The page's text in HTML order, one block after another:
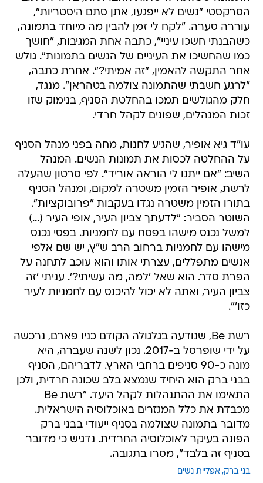
הסרקסטי "נשים לא ייפגעו, אתן סתם היסטריות",
עוררה סערה. "לקח לי זמן להבין מה מיוחד בתמונה,
כשהבנתי חשכו עיניי", כתבה אחת המגיבות, "חושך
כמו שהחשיכו את העיניים של הנשים בתמונות". גולש
אחר התקשה להאמין, "זה אמיתי?". אחרת כתבה,
"לרגע חשבתי שהתמונה צולמה בטהראן". מנגד,
חלק מהגולשים תמכו בהחלטת הסניף, בנימוק שזו
זכות המנהלים, שפונים לקהל חרדי.
עו"ד גיא אופיר, שהגיע לחנות, מחה בפני מנהל הסניף
על ההחלטה לכסות את תמונות הנשים. המנהל
השיב: "אם ייתנו לי הוראה אוריד". לפי סרטון שהעלה
לרשת, אופיר הזמין משטרה למקום, ומנהל הסניף
בתורו הזמין משטרה נגדו בעקבות "פרובוקציות".
השוטר הסביר: "לדעתך צביון העיר, אופי העיר (...)
למשל נכנס מישהו בפסח עם לחמניות. בפסי נכנס
מישהו עם לחמניות ברחוב הרב ש"ץ, יש שם אלפי
אנשים מתפללים, עצרתי אותו והוא עוכב לתחנה על
הפרת סדר. הוא שאל 'למה, מה עשיתי?'. עניתי 'זה
צביון העיר, ואתה לא יכול להיכנס עם לחמניות לעיר
כזו'".
רשת Be, שנודעה בגלגולה הקודם כניו פארם, נרכשה
על ידי שופרסל ב-2017. נכון לשנה שעברה, היא
מונה כ-90 סניפים ברחבי הארץ. לדבריהם, הסניף
בבני ברק הוא היחיד שנמצא בלב שכונה חרדית, ולכן
התאימו את ההתנהלות לקהל היעד. "רשת Be
מכבדת את כלל המגזרים באוכלוסיה הישראלית.
מדובר בתמונה שצולמה בסניף ייעודי בבני ברק
הפונה בעיקר לאוכלוסיה החרדית. נדגיש כי מדובר
בסניף זה בלבד", מסרו בתגובה.
בני ברק אפליית נשים